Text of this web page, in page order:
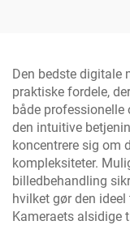
Den bedste digitale
praktiske fordele,
både professionelle
den intuitive
koncentrere sig om
kompleksiteter.
billedbehandling
hvilket gør den
Kameraets alsidige